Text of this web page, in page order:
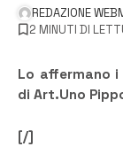
REDAZIONE
2 MINUTI DI
Lo affermano
di Art.Uno
[/]